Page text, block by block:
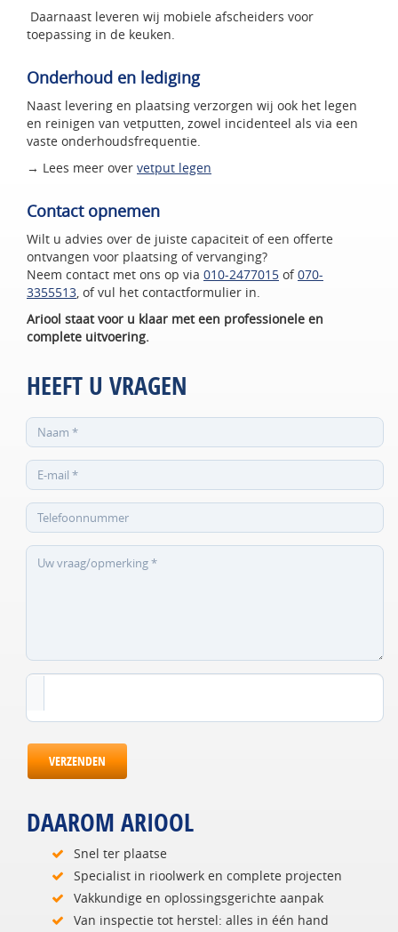
Daarnaast leveren wij mobiele afscheiders voor
toepassing in de keuken.
Onderhoud en lediging
Naast levering en plaatsing verzorgen wij ook het legen
en reinigen van vetputten, zowel incidenteel als via een
vaste onderhoudsfrequentie.
→ Lees meer over vetput legen
Contact opnemen
Wilt u advies over de juiste capaciteit of een offerte
ontvangen voor plaatsing of vervanging?
Neem contact met ons op via 010-2477015 of070-
3355513 , of vul het contactformulier in.
Ariool staat voor u klaar met een professionele en
complete uitvoering.
HEEFT U VRAGEN
VERZENDEN
DAAROM ARIOOL
Snel ter plaatse
Specialist in rioolwerk en complete projecten
Vakkundige en oplossingsgerichte aanpak
Van inspectie tot herstel: alles in één hand